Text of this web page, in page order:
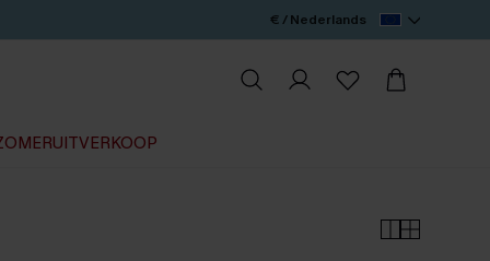
€ / Nederlands